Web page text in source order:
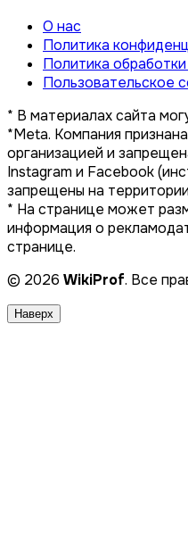
О нас
Политика
Политика
Пользовательское
* В материалах сайта
*Meta. Компания
организацией и
Instagram и Facebook
запрещены на
* На странице может
информация о
странице.
© 2026 WikiProf. Все
Наверх